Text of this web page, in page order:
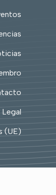
(UE)